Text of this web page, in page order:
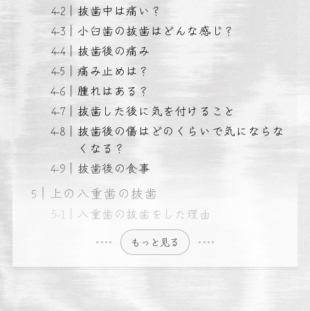
抜歯中は痛い？
小臼歯の抜歯はどんな感じ？
抜歯後の痛み
痛み止めは？
腫れはある？
抜歯した後に気を付けること
抜歯後の傷はどのくらいで気にならな
くなる？
抜歯後の食事
上の八重歯の抜歯
八重歯の抜歯をした理由
もっと見る